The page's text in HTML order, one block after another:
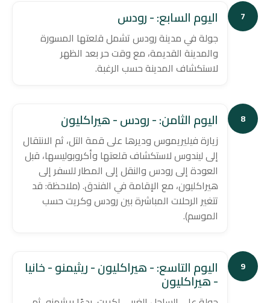
7 اليوم السابع: - رودس
جولة في مدينة رودس تشمل قلعتها المسورة
والمدينة القديمة، مع وقت حر بعد الظهر
لاستكشاف المدينة حسب الرغبة.
8 اليوم الثامن: - رودس - هيراكليون
زيارة فيليريموس وديرها على قمة التل، ثم الانتقال
إلى ليندوس لاستكشاف قلعتها وأكروبوليسها، قبل
العودة إلى رودس والنقل إلى المطار للسفر إلى
هيراكليون، مع الإقامة في الفندق. (ملاحظة: قد
تتغير الرحلات المباشرة بين رودس وكريت حسب
الموسم).
9 اليوم التاسع: - هيراكليون - ريثيمنو - خانيا
- هيراكليون